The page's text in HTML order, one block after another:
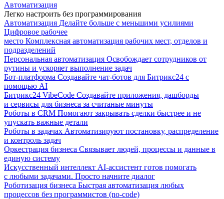
Автоматизация
Легко настроить без программирования
Автоматизация Делайте больше с меньшими усилиями
Цифровое рабочее
место Комплексная автоматизация рабочих мест, отделов и
подразделений
Персональная автоматизация Освобождает сотрудников от
рутины и ускоряет выполнение задач
Бот-платформа Создавайте чат-ботов для Битрикс24 с
помощью AI
Битрикс24 VibeCode Создавайте приложения, дашборды
и сервисы для бизнеса за считаные минуты
Роботы в CRM Помогают закрывать сделки быстрее и не
упускать важные детали
Роботы в задачах Автоматизируют постановку, распределение
и контроль задач
Оркестрация бизнеса Связывает людей, процессы и данные в
единую систему
Искусственный интеллект AI-ассистент готов помогать
с любыми задачами. Просто начните диалог
Роботизация бизнеса Быстрая автоматизация любых
процессов без программистов (no-code)